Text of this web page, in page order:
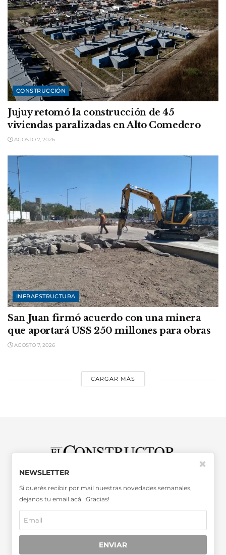
CONSTRUCCIÓN
Jujuy retomó la construcción de 45
viviendas paralizadas en Alto Comedero
AGOSTO 7, 2026
INFRAESTRUCTURA
San Juan firmó acuerdo con una minera
que aportará USS 250 millones para obras
AGOSTO 7, 2026
CARGAR MÁS
SABER MÁS >>
OTRAS PUBLICACIONES >>
Entidades Periodísticas Argentinas
NEWSLETTER
Si querés recibir por mail nuestras novedades semanales,
dejanos tu email acá. ¡Gracias!
ENVIAR
✖